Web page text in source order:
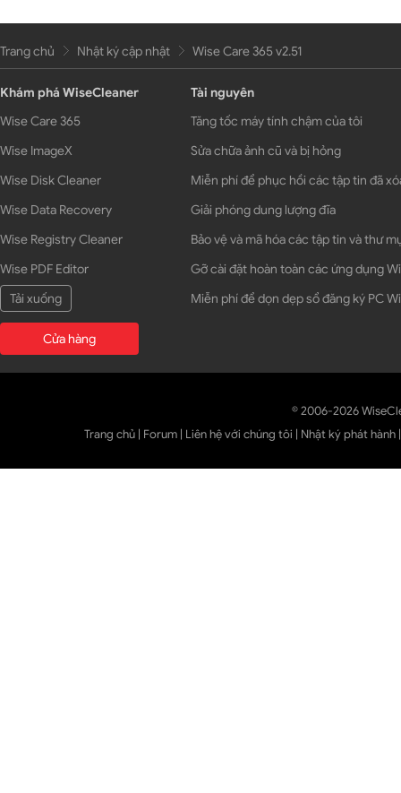
Trang chủ Nhật ký cập nhật Wise Care 365 v2.51
Khám phá WiseCleaner
Wise Care 365
Wise ImageX
Wise Disk Cleaner
Wise Data Recovery
Wise Registry Cleaner
Wise PDF Editor
Tải xuống
Cửa hàng
Tài nguyên
Tăng tốc máy tính chậm của tôi
Sửa chữa ảnh cũ và bị hỏng
Miễn phí để phục hồi các tập tin đã
Giải phóng dung lượng đĩa
Bảo vệ và mã hóa các tập tin và thư
Gỡ cài đặt hoàn toàn các ứng dụng
Miễn phí để dọn dẹp sổ đăng ký PC
© 2006-2026
Trang chủ | Forum | Liên hệ với chúng tôi | Nhật ký phát hành